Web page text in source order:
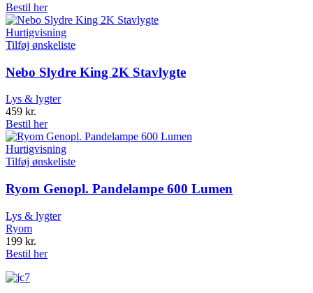
Bestil her
Hurtigvisning
Tilføj ønskeliste
Nebo Slydre King 2K Stavlygte
Lys & lygter
459 kr.
Bestil her
Hurtigvisning
Tilføj ønskeliste
Ryom Genopl. Pandelampe 600 Lumen
Lys & lygter
Ryom
199 kr.
Bestil her